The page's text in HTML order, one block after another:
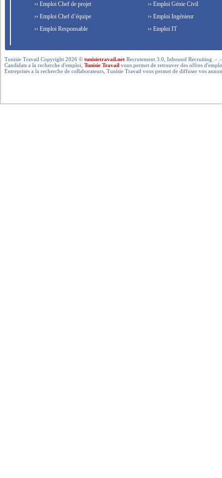
›› Emploi Chef de projet
›› Emploi Chef d’équipe
›› Emploi Responsable
›› Emploi Génie Civil
›› Emploi Ingénieur
›› Emploi IT
Tunisie Travail Copyright 2026 ©tunisietravail.net Recrutement 3.0, Inbound Recruiting .-
Candidats a la recherche d'emploi,Tunisie Travail vous permet de retrouver des offres
Entreprises a la recherche de collaborateurs, Tunisie Travail vous permet de diffuser vos